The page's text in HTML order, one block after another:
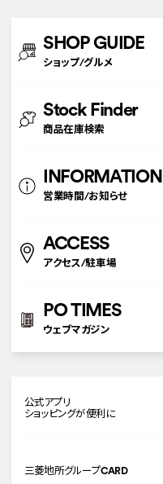
SHOP GUIDE
ショップ/グルメ
Stock Finder
商品在庫検索
INFORMATION
営業時間/お知らせ
ACCESS
アクセス/駐車場
PO TIMES
ウェブマガジン
公式アプリ
ショッピングが便利に
三菱地所グループCARD